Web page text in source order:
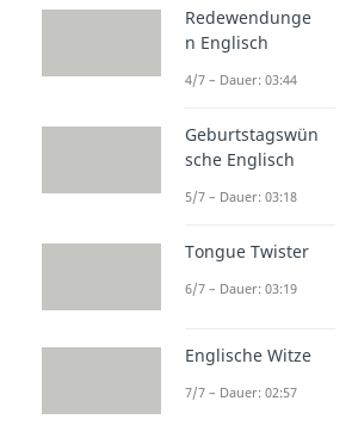
es immer noch
Arbeitsmarkt, da
wegen ihres
diskriminiert
also umstritten
Redewendunge
n Englisch
4/7 – Dauer: 03:44
Geburtstagswün
sche Englisch
5/7 – Dauer: 03:18
Tongue Twister
6/7 – Dauer: 03:19
Englische Witze
7/7 – Dauer: 02:57